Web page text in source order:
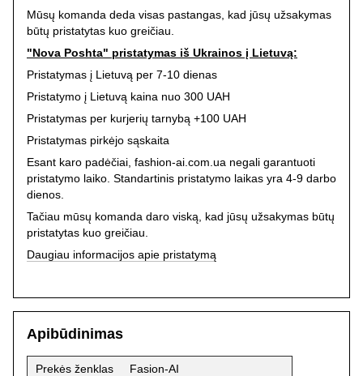
Mūsų komanda deda visas pastangas, kad jūsų užsakymas
būtų pristatytas kuo greičiau.
"Nova Poshta" pristatymas iš Ukrainos į Lietuvą:
Pristatymas į Lietuvą per 7-10 dienas
Pristatymo į Lietuvą kaina nuo 300 UAH
Pristatymas per kurjerių tarnybą +100 UAH
Pristatymas pirkėjo sąskaita
Esant karo padėčiai, fashion-ai.com.ua negali garantuoti
pristatymo laiko. Standartinis pristatymo laikas yra 4-9 darbo
dienos.
Tačiau mūsų komanda daro viską, kad jūsų užsakymas būtų
pristatytas kuo greičiau.
Daugiau informacijos apie pristatymą
Apibūdinimas
Prekės ženklas
Fasion-AI